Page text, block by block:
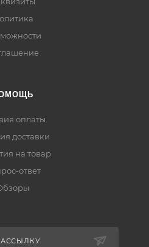
оплаты
доставки
на товар
ответ